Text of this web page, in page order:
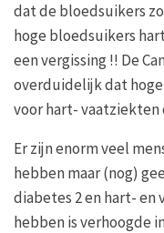
dat de bloedsuikers
hoge bloedsuikers
een vergissing !! De
overduidelijk dat
voor hart- vaatziekten
Er zijn enorm veel
hebben maar (nog)
diabetes 2 en hart-
hebben is verhoogde